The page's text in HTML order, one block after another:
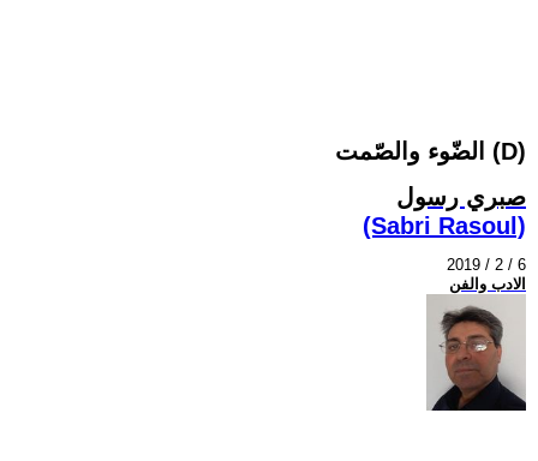
الضّوء والصّمت (D)
صبري رسول
(Sabri Rasoul)
2019 / 2 / 6
الادب والفن